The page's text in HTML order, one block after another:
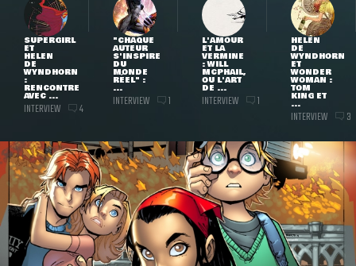
SUPERGIRL
ET
HELEN
DE
WYNDHORN
:
RENCONTRE
AVEC ...
INTERVIEW 4
"CHAQUE
AUTEUR
S'INSPIRE
DU
MONDE
RÉEL" :
...
INTERVIEW 1
L'AMOUR
ET LA
VERMINE
: WILL
MCPHAIL,
OU L'ART
DE ...
INTERVIEW 1
HELEN
DE
WYNDHORN
ET
WONDER
WOMAN :
TOM
KING ET
...
INTERVIEW 3